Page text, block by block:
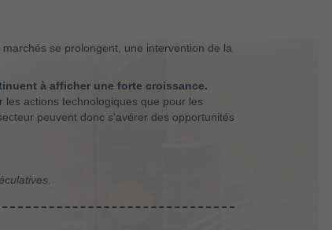
se prolongent, une intervention de la
à afficher une forte croissance.
actions technologiques que pour les
peuvent donc s'avérer des opportunités